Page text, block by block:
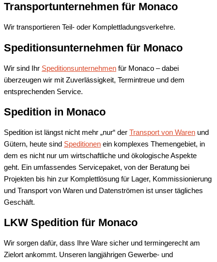
Transportunternehmen für Monaco
Wir transportieren Teil- oder Komplettladungsverkehre.
Speditionsunternehmen für Monaco
Wir sind Ihr Speditionsunternehmen für Monaco – dabei
überzeugen wir mit Zuverlässigkeit, Termintreue und dem
entsprechenden Service.
Spedition in Monaco
Spedition ist längst nicht mehr „nur“ der Transport von Waren und
Gütern, heute sind Speditionen ein komplexes Themengebiet, in
dem es nicht nur um wirtschaftliche und ökologische Aspekte
geht. Ein umfassendes Servicepaket, von der Beratung bei
Projekten bis hin zur Komplettlösung für Lager, Kommissionierung
und Transport von Waren und Datenströmen ist unser tägliches
Geschäft.
LKW Spedition für Monaco
Wir sorgen dafür, dass Ihre Ware sicher und termingerecht am
Zielort ankommt. Unseren langjährigen Gewerbe- und